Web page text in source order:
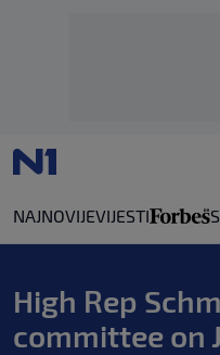
NAJNOVIJEVIJESTI
High Rep
committee on